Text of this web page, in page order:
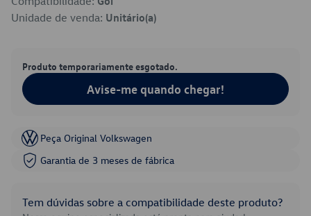
Unidade de venda: Unitário(a)
Produto temporariamente esgotado.
Avise-me quando chegar!
Peça Original Volkswagen
Garantia de 3 meses de fábrica
Tem dúvidas sobre a compatibilidade deste produto?